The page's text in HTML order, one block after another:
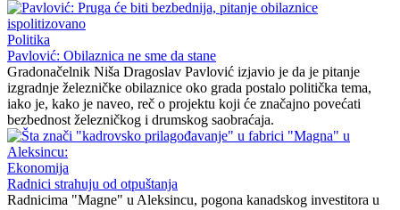
Politika
Pavlović: Obilaznica ne sme da stane
Gradonačelnik Niša Dragoslav Pavlović izjavio je da je pitanje
izgradnje železničke obilaznice oko grada postalo politička tema,
iako je, kako je naveo, reč o projektu koji će značajno povećati
bezbednost železničkog i drumskog saobraćaja.
Ekonomija
Radnici strahuju od otpuštanja
Radnicima "Magne" u Aleksincu, pogona kanadskog investitora u